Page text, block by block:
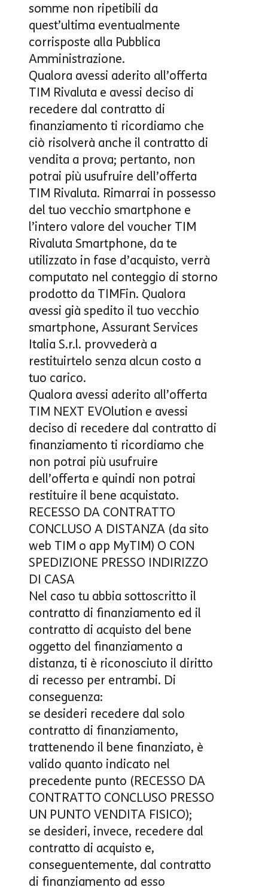
somme non ripetibili da
quest’ultima eventualmente
corrisposte alla Pubblica
Amministrazione.
Qualora avessi aderito all’offerta
TIM Rivaluta e avessi deciso di
recedere dal contratto di
finanziamento ti ricordiamo che
ciò risolverà anche il contratto di
vendita a prova; pertanto, non
potrai più usufruire dell’offerta
TIM Rivaluta. Rimarrai in possesso
del tuo vecchio smartphone e
l’intero valore del voucher TIM
Rivaluta Smartphone, da te
utilizzato in fase d’acquisto, verrà
computato nel conteggio di storno
prodotto da TIMFin. Qualora
avessi già spedito il tuo vecchio
smartphone, Assurant Services
Italia S.r.l. provvederà a
restituirtelo senza alcun costo a
tuo carico.
Qualora avessi aderito all’offerta
TIM NEXT EVOlution e avessi
deciso di recedere dal contratto di
finanziamento ti ricordiamo che
non potrai più usufruire
dell’offerta e quindi non potrai
restituire il bene acquistato.
RECESSO DA CONTRATTO
CONCLUSO A DISTANZA (da sito
web TIM o app MyTIM) O CON
SPEDIZIONE PRESSO INDIRIZZO
DI CASA
Nel caso tu abbia sottoscritto il
contratto di finanziamento ed il
contratto di acquisto del bene
oggetto del finanziamento a
distanza, ti è riconosciuto il diritto
di recesso per entrambi. Di
conseguenza:
se desideri recedere dal solo
contratto di finanziamento,
trattenendo il bene finanziato, è
valido quanto indicato nel
precedente punto (RECESSO DA
CONTRATTO CONCLUSO PRESSO
UN PUNTO VENDITA FISICO);
se desideri, invece, recedere dal
contratto di acquisto e,
conseguentemente, dal contratto
di finanziamento ad esso